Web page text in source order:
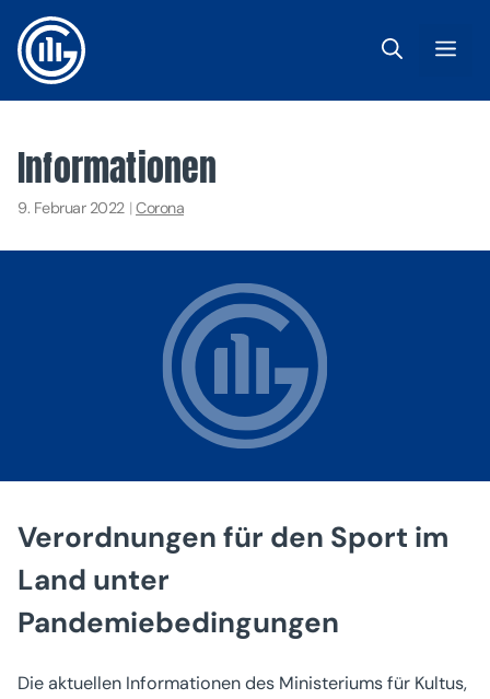
Inhalt
springen
Informationen
9. Februar 2022 | Corona
Verordnungen für den Sport im
Land unter
Pandemiebedingungen
Die aktuellen Informationen des Ministeriums für Kultus,